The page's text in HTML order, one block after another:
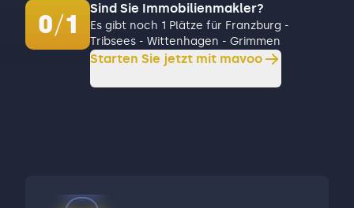
0/1
Sind Sie Immobilienmakler?
Es gibt noch 1 Plätze für Franzburg -
Tribsees - Wittenhagen - Grimmen
Starten Sie jetzt mit mavoo